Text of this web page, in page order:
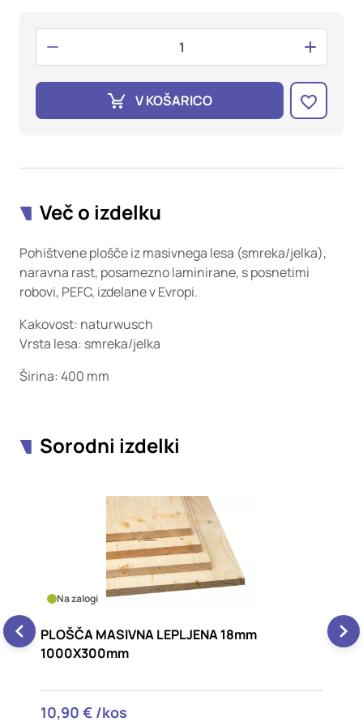
V KOŠARICO
Več o izdelku
Pohištvene plošče iz masivnega lesa (smreka/jelka),
naravna rast, posamezno laminirane, s posnetimi
robovi, PEFC, izdelane v Evropi.
Kakovost: naturwusch
Vrsta lesa: smreka/jelka
Širina: 400 mm
Sorodni izdelki
Na zalogi
PLOŠČA MASIVNA LEPLJENA 18mm
1000X400mm
13,90 € /kos
edinstveno prepoznavanje vašega brskalnika in naprave. Če
zavrnete uporabo teh piškotkov, ne boste deležni našega
ciljnega spletnega oglaševanja.